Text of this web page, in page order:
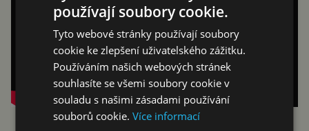
používají soubory cookie.
Tyto webové stránky používají soubory
cookie ke zlepšení uživatelského zážitku.
Používáním našich webových stránek
souhlasíte se všemi soubory cookie v
souladu s našimi zásadami používání
souborů cookie.Více informací